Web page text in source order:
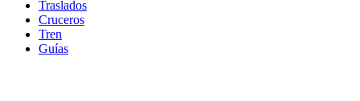
Traslados
Cruceros
Tren
Guías